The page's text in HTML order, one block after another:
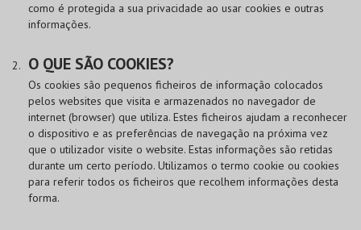
como é protegida a sua privacidade ao usar cookies e outras
informações.
O QUE SÃO COOKIES?
Os cookies são pequenos ficheiros de informação colocados
pelos websites que visita e armazenados no navegador de
internet (browser) que utiliza. Estes ficheiros ajudam a reconhecer
o dispositivo e as preferências de navegação na próxima vez
que o utilizador visite o website. Estas informações são retidas
durante um certo período. Utilizamos o termo cookie ou cookies
para referir todos os ficheiros que recolhem informações desta
forma.